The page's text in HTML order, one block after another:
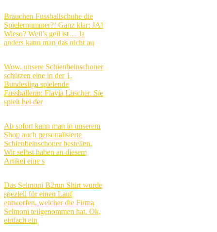
Brauchen Fussballschuhe die
Spielernummer?! Ganz klar: JA!
Wieso? Weil’s geil ist… Ja
anders kann man das nicht au
Wow, unsere Schienbeinschoner
schützen eine in der 1.
Bundesliga spielende
Fussballerin: Flavia Lüscher. Sie
spielt bei der
Ab sofort kann man in unserem
Shop auch personalisierte
Schienbeinschoner bestellen.
Wir selbst haben an diesem
Artikel eine s
Das Selmoni B2run Shirt wurde
speziell für einen Lauf
entworfen, welcher die Firma
Selmoni teilgenommen hat. Ok,
einfach ein